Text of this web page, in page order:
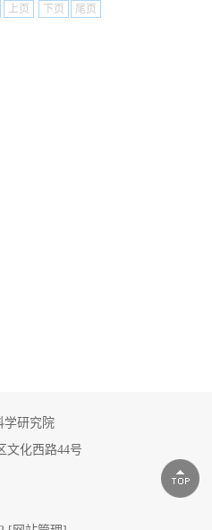
上页 下页 尾页
学研究院
文化西路44号